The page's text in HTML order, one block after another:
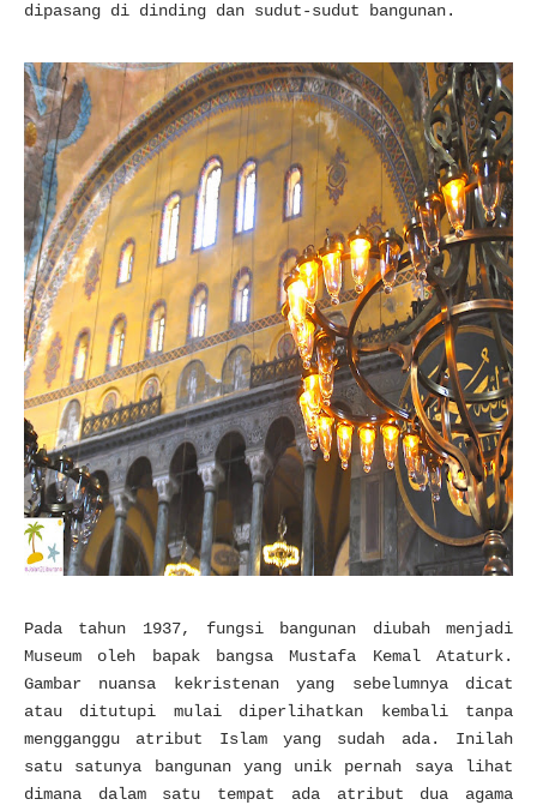
dipasang di dinding dan sudut-sudut bangunan.
Pada tahun 1937, fungsi bangunan diubah menjadi
Museum oleh bapak bangsa Mustafa Kemal Ataturk.
Gambar nuansa kekristenan yang sebelumnya dicat
atau ditutupi mulai diperlihatkan kembali tanpa
mengganggu atribut Islam yang sudah ada. Inilah
satu satunya bangunan yang unik pernah saya lihat
dimana dalam satu tempat ada atribut dua agama